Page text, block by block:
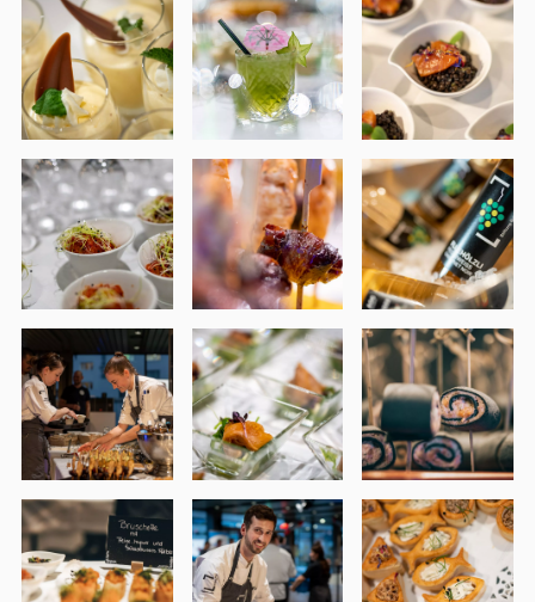
Stiftung Balm
Aktuelles
Newsletter
Kontakt